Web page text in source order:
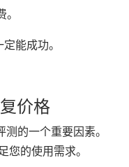
能成功。
价格
的一个重要因素。
的使用需求。